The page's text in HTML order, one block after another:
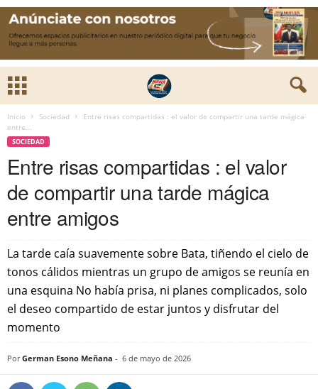
Inicio Sociedad
‎Entre risas compartidas : el valor de compartir una tarde mágica
entre...
SOCIEDAD
‎Entre risas compartidas : el valor
de compartir una tarde mágica
entre amigos
‎La tarde caía suavemente sobre Bata, tiñendo el cielo de
tonos cálidos mientras un grupo de amigos se reunía en
una esquina No había prisa, ni planes complicados, solo
el deseo compartido de estar juntos y disfrutar del
momento
Por German Esono Meñana - 6 de mayo de 2026